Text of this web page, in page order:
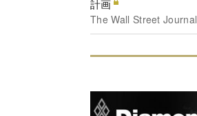
計画
The Wall Street Journal